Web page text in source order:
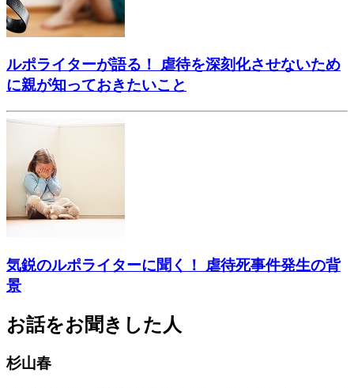
ルポライターが語る！ 虐待を深刻化させないため
に親が知っておきたいこと
気鋭のルポライターに聞く！ 虐待死事件発生の背
景
お話をお聞きした人
杉山春